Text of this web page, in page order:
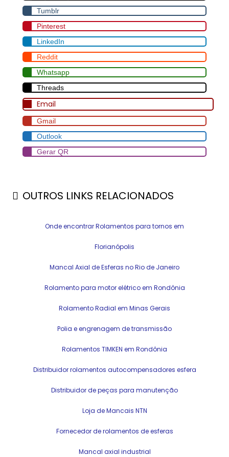
Tumblr
Pinterest
LinkedIn
Reddit
Whatsapp
Threads
Email
Gmail
Outlook
Gerar QR
OUTROS LINKS RELACIONADOS
Onde encontrar Rolamentos para tornos em
Florianópolis
Mancal Axial de Esferas no Rio de Janeiro
Rolamento para motor elétrico em Rondônia
Rolamento Radial em Minas Gerais
Polia e engrenagem de transmissão
Rolamentos TIMKEN em Rondônia
Distribuidor rolamentos autocompensadores esfera
Distribuidor de peças para manutenção
Loja de Mancais NTN
Fornecedor de rolamentos de esferas
Mancal axial industrial